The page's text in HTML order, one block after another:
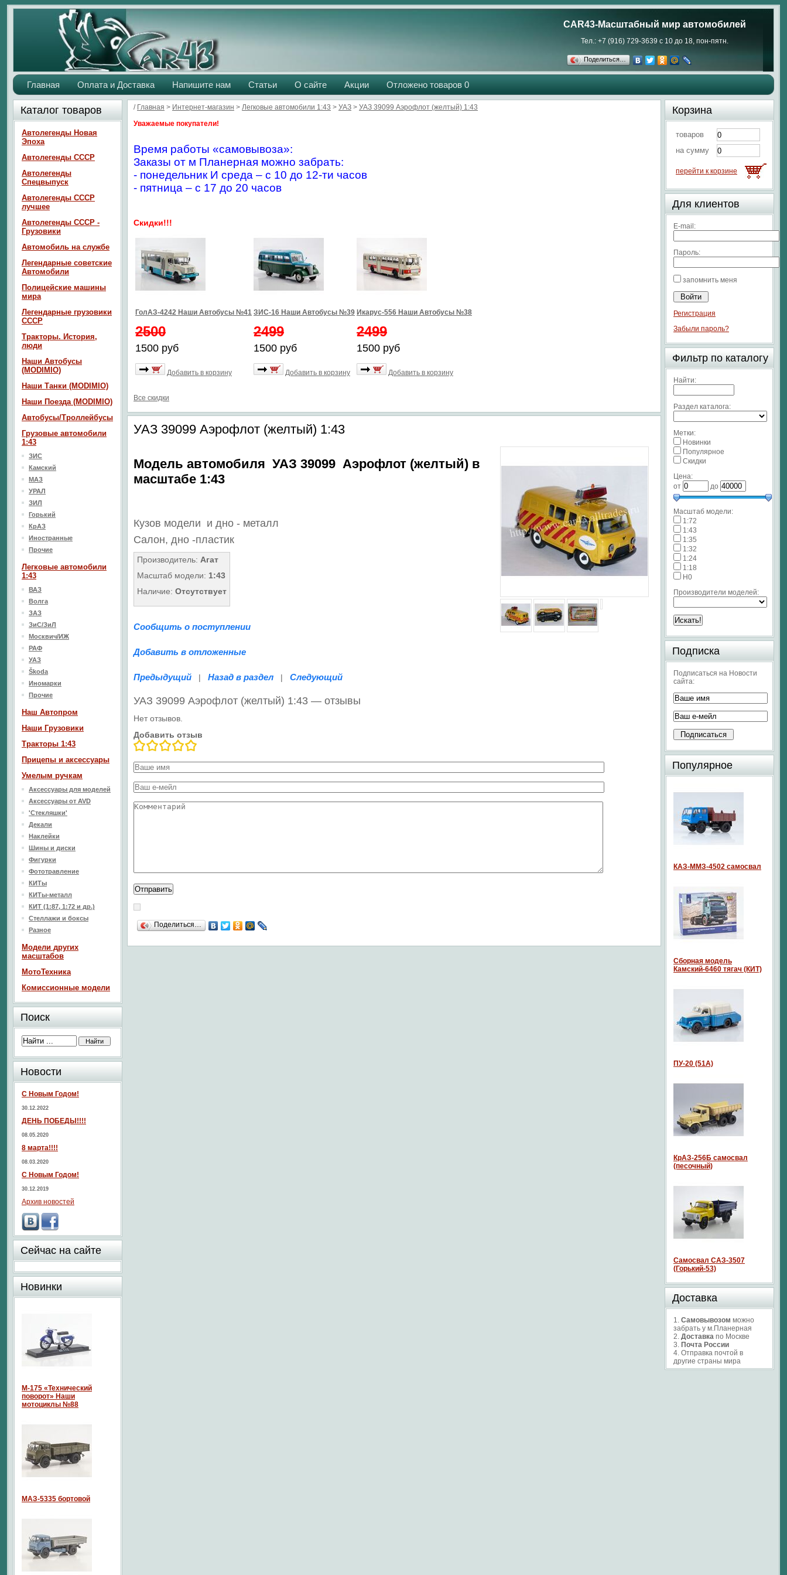
CAR43-Масштабный мир автомобилей
Тел.: +7 (916) 729-3639 с 10 до 18, пон-пятн.
Поделиться…
Главная Оплата и Доставка Напишите нам Статьи О сайте Акции Отложено товаров 0
/ Главная > Интернет-магазин > Легковые автомобили 1:43 > УАЗ > УАЗ 39099 Аэрофлот (желтый) 1:43
Уважаемые покупатели!
Время работы «самовывоза»:
Заказы от м Планерная можно забрать:
- понедельник И среда – с 10 до 12-ти часов
- пятница – с 17 до 20 часов
Скидки!!!
ГолАЗ-4242 Наши Автобусы №41
2500
1500 руб
Добавить в корзину
ЗИС-16 Наши Автобусы №39
2499
1500 руб
Добавить в корзину
Икарус-556 Наши Автобусы №38
2499
1500 руб
Добавить в корзину
Все скидки
УАЗ 39099 Аэрофлот (желтый) 1:43
Модель автомобиля УАЗ 39099 Аэрофлот (желтый) в
масштабе 1:43
Кузов модели и дно - металл
Салон, дно -пластик
Производитель: Агат
Масштаб модели: 1:43
Наличие: Отсутствует
Сообщить о поступлении
Добавить в отложенные
Предыдущий | Назад в раздел | Следующий
УАЗ 39099 Аэрофлот (желтый) 1:43 — отзывы
Нет отзывов.
Добавить отзыв
Поделиться…
Каталог товаров
Автолегенды Новая
Эпоха
Автолегенды СССР
Автолегенды
Спецвыпуск
Автолегенды СССР
лучшее
Автолегенды СССР -
Грузовики
Автомобиль на службе
Легендарные советские
Автомобили
Полицейские машины
мира
Легендарные грузовики
СССР
Тракторы. История,
люди
Наши Автобусы
(MODIMIO)
Наши Танки (MODIMIO)
Наши Поезда (MODIMIO)
Автобусы/Троллейбусы
Грузовые автомобили
1:43
ЗИС
Камский
МАЗ
УРАЛ
ЗИЛ
Горький
КрАЗ
Иностранные
Прочие
Легковые автомобили
1:43
ВАЗ
Волга
ЗАЗ
ЗиС/ЗиЛ
Москвич/ИЖ
РАФ
УАЗ
Škoda
Иномарки
Прочие
Наш Aвтопром
Наши Грузовики
Тракторы 1:43
Прицепы и аксессуары
Умелым ручкам
Аксессуары для моделей
Аксессуары от AVD
'Стекляшки'
Декали
Наклейки
Шины и диски
Фигурки
Фототравление
КИТы
КИТы-металл
КИТ (1:87, 1:72 и др.)
Стеллажи и боксы
Разное
Модели других
масштабов
МотоТехника
Комиссионные модели
Поиск
Новости
С Новым Годом!
30.12.2022
ДЕНЬ ПОБЕДЫ!!!!
08.05.2020
8 марта!!!!
08.03.2020
С Новым Годом!
30.12.2019
Архив новостей
Сейчас на сайте
Новинки
М-175 «Технический
поворот» Наши
мотоциклы №88
МАЗ-5335 бортовой
Корзина
товаров
на сумму
перейти к корзине
Для клиентов
E-mail:
Пароль:
запомнить меня
Регистрация
Забыли пароль?
Фильтр по каталогу
Найти:
Раздел каталога:
Метки:
Новинки
Популярное
Скидки
Цена:
от
до
Масштаб модели:
1:72
1:43
1:35
1:32
1:24
1:18
H0
Производители моделей:
Подписка
Подписаться на Новости
сайта:
Популярное
КАЗ-ММЗ-4502 самосвал
Сборная модель
Камский-6460 тягач (КИТ)
ПУ-20 (51А)
КрАЗ-256Б самосвал
(песочный)
Самосвал САЗ-3507
(Горький-53)
Доставка
1. Самовывозом можно
забрать у м.Планерная
2. Доставка по Москве
3. Почта России
4. Отправка почтой в
другие страны мира